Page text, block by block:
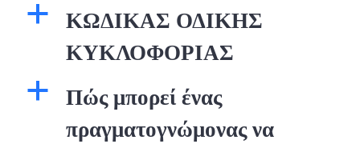
a
ΚΩΔΙΚΑΣ ΟΔΙΚΗΣ
ΚΥΚΛΟΦΟΡΙΑΣ
a
Πώς μπορεί ένας
πραγματογνώμονας να